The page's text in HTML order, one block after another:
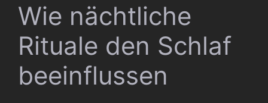
Wie nächtliche
Rituale den Schlaf
beeinflussen